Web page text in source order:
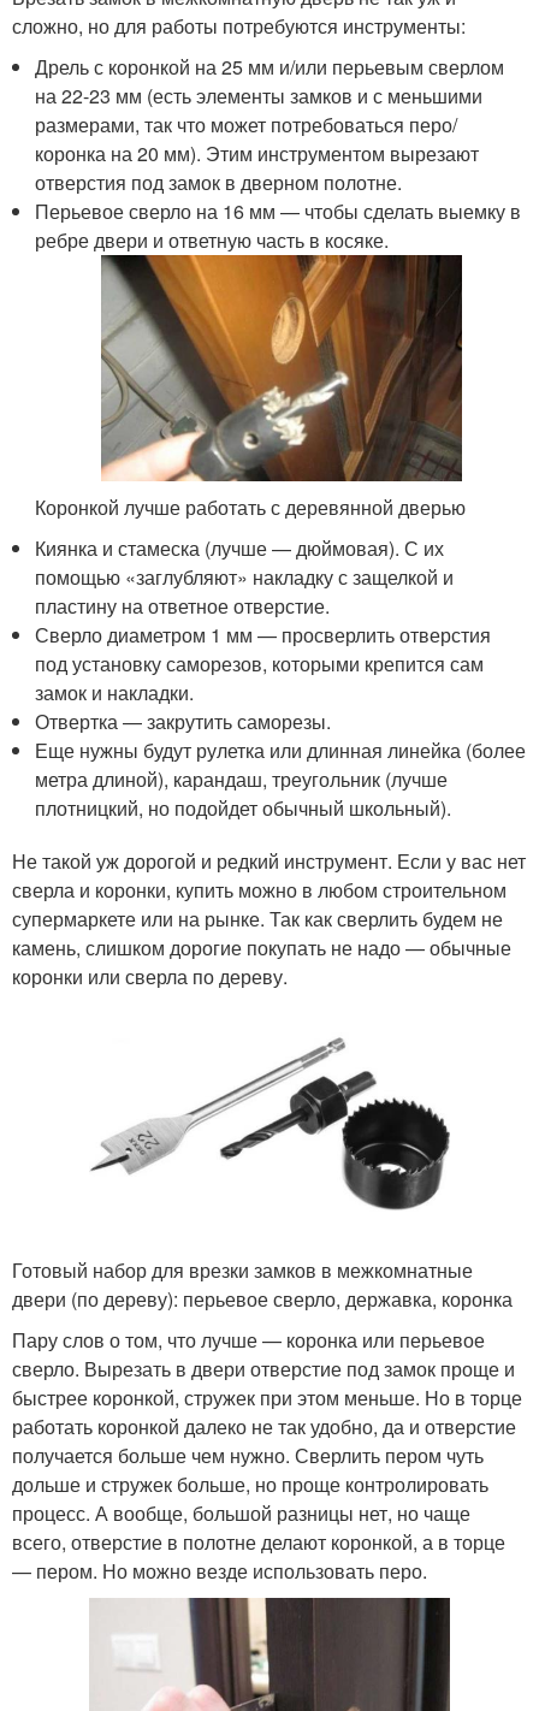
сложно, но для работы потребуются инструменты:
Дрель с коронкой на 25 мм и/или перьевым сверлом
на 22-23 мм (есть элементы замков и с меньшими
размерами, так что может потребоваться перо/
коронка на 20 мм). Этим инструментом вырезают
отверстия под замок в дверном полотне.
Перьевое сверло на 16 мм — чтобы сделать выемку в
ребре двери и ответную часть в косяке.
Коронкой лучше работать с деревянной дверью
Киянка и стамеска (лучше — дюймовая). С их
помощью «заглубляют» накладку с защелкой и
пластину на ответное отверстие.
Сверло диаметром 1 мм — просверлить отверстия
под установку саморезов, которыми крепится сам
замок и накладки.
Отвертка — закрутить саморезы.
Еще нужны будут рулетка или длинная линейка (более
метра длиной), карандаш, треугольник (лучше
плотницкий, но подойдет обычный школьный).
Не такой уж дорогой и редкий инструмент. Если у вас нет
сверла и коронки, купить можно в любом строительном
супермаркете или на рынке. Так как сверлить будем не
камень, слишком дорогие покупать не надо — обычные
коронки или сверла по дереву.
Готовый набор для врезки замков в межкомнатные
двери (по дереву): перьевое сверло, державка, коронка
Пару слов о том, что лучше — коронка или перьевое
сверло. Вырезать в двери отверстие под замок проще и
быстрее коронкой, стружек при этом меньше. Но в торце
работать коронкой далеко не так удобно, да и отверстие
получается больше чем нужно. Сверлить пером чуть
дольше и стружек больше, но проще контролировать
процесс. А вообще, большой разницы нет, но чаще
всего, отверстие в полотне делают коронкой, а в торце
— пером. Но можно везде использовать перо.